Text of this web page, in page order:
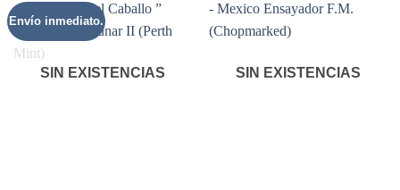
Envío inmediato.
SIN EXISTENCIAS SIN EXISTENCIAS